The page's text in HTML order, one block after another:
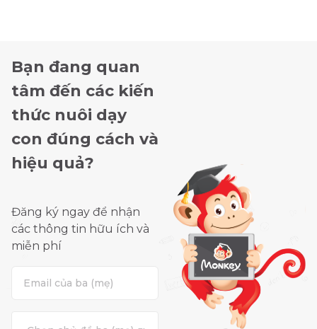
Bạn đang quan
tâm đến các kiến
thức nuôi dạy
con đúng cách và
hiệu quả?
Đăng ký ngay để nhận
các thông tin hữu ích và
miễn phí